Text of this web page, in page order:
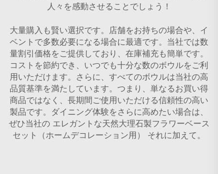
人々を感動させることでしょう！
大量購入も賢い選択です。店舗をお持ちの場合や、イ
ベントで多数必要になる場合に最適です。当社では数
量割引価格をご提供しており、在庫補充も簡単です。
コストを節約でき、いつでも十分な数のボウルをご利
用いただけます。さらに、すべてのボウルは当社の高
品質基準を満たしています。つまり、単なるお買い得
商品ではなく、長期間ご使用いただける信頼性の高い
製品です。ダイニング体験をさらに高めたい場合は、
ぜひ当社の エレガントな天然大理石製フラワーベース
セット（ホームデコレーション用） それに加えて。